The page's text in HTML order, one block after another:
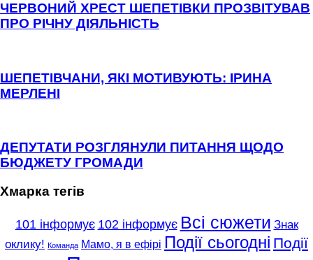
ЧЕРВОНИЙ ХРЕСТ ШЕПЕТІВКИ ПРОЗВІТУВАВ
ПРО РІЧНУ ДІЯЛЬНІСТЬ
ШЕПЕТІВЧАНИ, ЯКІ МОТИВУЮТЬ: ІРИНА
МЕРЛЕНІ
ДЕПУТАТИ РОЗГЛЯНУЛИ ПИТАННЯ ЩОДО
БЮДЖЕТУ ГРОМАДИ
Хмарка тегів
101 інформує 102 інформує Всі сюжети Знак
оклику! Команда Мамо, я в ефірі Події сьогодні Події